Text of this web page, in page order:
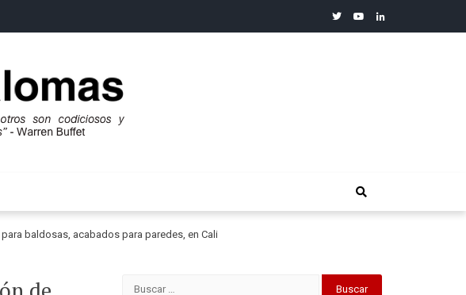
twitteryoutubelinkedin
baldosas, acabados para paredes, en Cali